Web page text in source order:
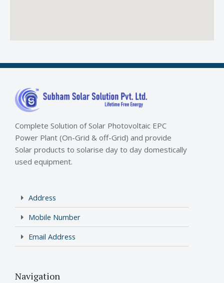
Complete Solution of Solar Photovoltaic EPC
Power Plant (On-Grid & off-Grid) and provide
Solar products to solarise day to day domestically
used equipment.
Address
Mobile Number
Email Address
Navigation